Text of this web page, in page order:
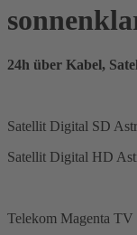
24h über Kabel,
Satellit Digital SD
Satellit Digital HD
Telekom Magenta TV